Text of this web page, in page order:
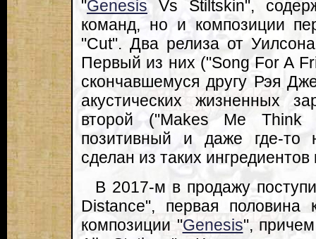
"Genesis Vs Stiltskin",
команд, но и композиции
"Cut". Два релиза от
Первый из них ("Song For A
скончавшемуся другу Рэя
акустических жизненных
второй ("Makes Me
позитивный и даже где-
сделан из таких ингредиентов
В 2017-м в продажу
Distance", первая половина
композиции "Genesis",